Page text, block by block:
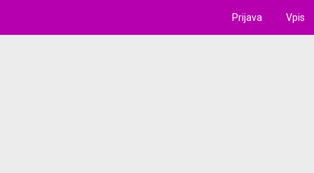
Prijava Vpis